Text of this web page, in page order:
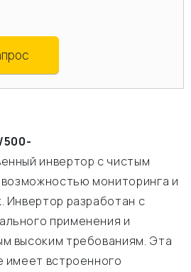
500-
инвертор с чистым
мониторинга и
Инвертор разработан с
применения и
высоким требованиям. Эта
имеет встроенного